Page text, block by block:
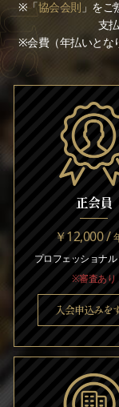
※「協会会則 」を
支
※会費（年払いとな
正会員
￥12,000 /
プロフェッショナ
※審査あり
入会申込みを